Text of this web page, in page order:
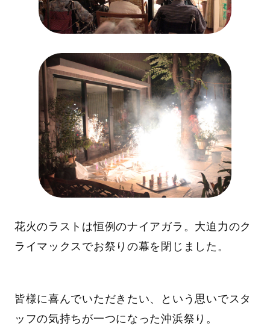
花火のラストは恒例のナイアガラ。大迫力のク
ライマックスでお祭りの幕を閉じました。
皆様に喜んでいただきたい、という思いでスタ
ッフの気持ちが一つになった沖浜祭り。